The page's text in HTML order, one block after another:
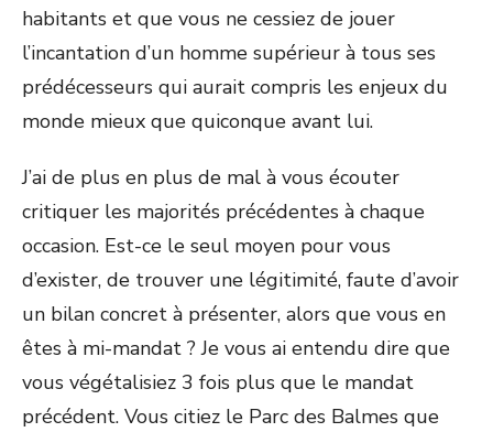
habitants et que vous ne cessiez de jouer
l’incantation d’un homme supérieur à tous ses
prédécesseurs qui aurait compris les enjeux du
monde mieux que quiconque avant lui.
J’ai de plus en plus de mal à vous écouter
critiquer les majorités précédentes à chaque
occasion. Est-ce le seul moyen pour vous
d’exister, de trouver une légitimité, faute d’avoir
un bilan concret à présenter, alors que vous en
êtes à mi-mandat ? Je vous ai entendu dire que
vous végétalisiez 3 fois plus que le mandat
précédent. Vous citiez le Parc des Balmes que